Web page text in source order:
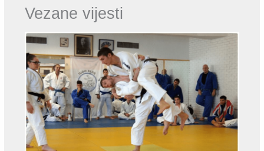
Vezane vijesti